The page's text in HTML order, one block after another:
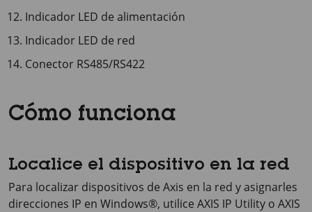
Indicador LED de alimentación
Indicador LED de red
Conector RS485/RS422
Cómo funciona
Localice el dispositivo en la red
Para localizar dispositivos de Axis en la red y asignarles
direcciones IP en Windows®, utilice AXIS IP Utility o AXIS